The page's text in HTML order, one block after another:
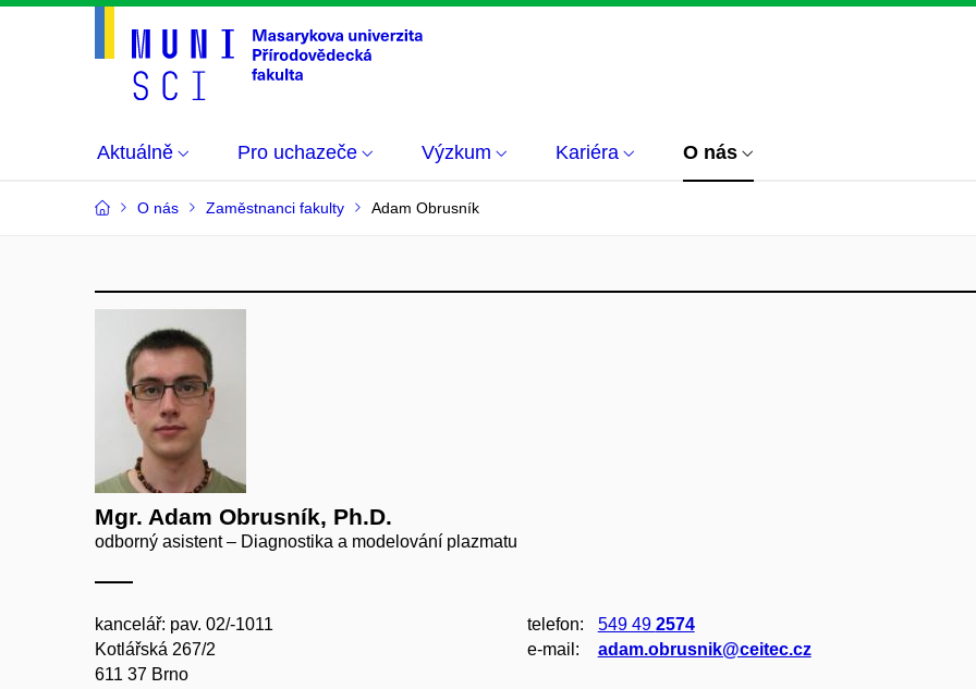
Aktuálně Pro uchazeče Výzkum Kariéra O nás
O nás Zaměstnanci fakulty Adam Obrusník
Mgr. Adam Obrusník, Ph.D.
odborný asistent – Diagnostika a modelování plazmatu
kancelář: pav. 02/-1011
Kotlářská 267/2
611 37 Brno
telefon: 549 49 2574
e‑mail:
adam.obrusnik@ceitec.cz